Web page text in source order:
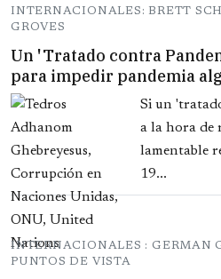
INTERNACIONALES: BRETT
GROVES
Un 'Tratado contra
para impedir pandemia
Si un
a la hora de
lamentable
19...
INTERNACIONALES : GERMAN
PUNTOS DE VISTA